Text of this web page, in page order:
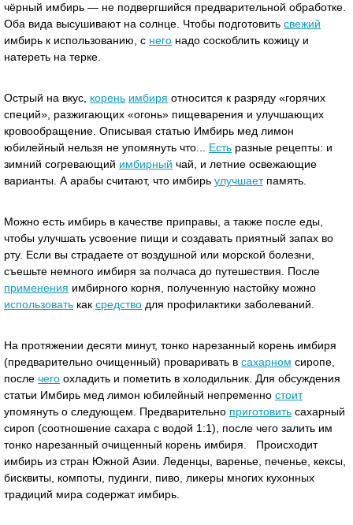
чёрный имбирь — не подвергшийся предварительной обработке.
Оба вида высушивают на солнце. Чтобы подготовить свежий
имбирь к использованию, с него надо соскоблить кожицу и
натереть на терке.
Острый на вкус, корень имбиря относится к разряду «горячих
специй», разжигающих «огонь» пищеварения и улучшающих
кровообращение. Описывая статью Имбирь мед лимон
юбилейный нельзя не упомянуть что... Есть разные рецепты: и
зимний согревающий имбирный чай, и летние освежающие
варианты. А арабы считают, что имбирь улучшаетпамять.
Можно есть имбирь в качестве приправы, а также после еды,
чтобы улучшать усвоение пищи и создавать приятный запах во
рту. Если вы страдаете от воздушной или морской болезни,
съешьте немного имбиря за полчаса до путешествия. После
применения имбирного корня, полученную настойку можно
использовать как средство для профилактики заболеваний.
На протяжении десяти минут, тонко нарезанный корень имбиря
(предварительно очищенный) проваривать в сахарном сиропе,
после чего охладить и пометить в холодильник. Для обсуждения
статьи Имбирь мед лимон юбилейный непременно стоит
упомянуть о следующем. Предварительно приготовить сахарный
сироп (соотношение сахара с водой 1:1), после чего залить им
тонко нарезанный очищенный корень имбиря. Происходит
имбирь из стран Южной Азии. Леденцы, варенье, печенье, кексы,
бисквиты, компоты, пудинги, пиво, ликеры многих кухонных
традиций мира содержат имбирь.